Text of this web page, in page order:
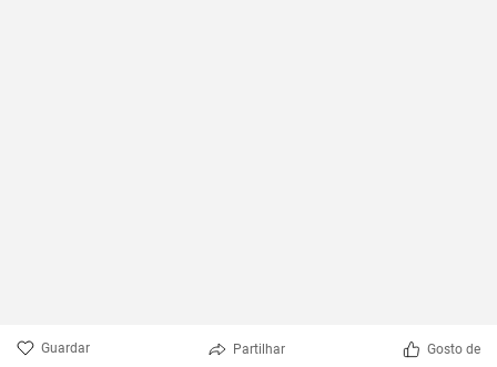
Guardar Partilhar Gosto de